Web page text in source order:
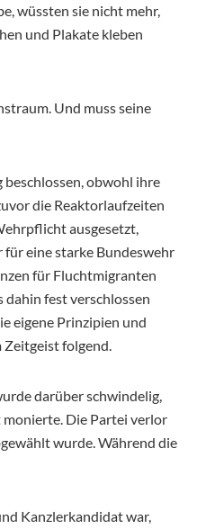
wüssten sie nicht mehr,
und Plakate kleben
Und muss seine
obwohl ihre
die Reaktorlaufzeiten
ausgesetzt,
eine starke Bundeswehr
für Fluchtmigranten
fest verschlossen
eigene Prinzipien und
folgend.
darüber schwindelig,
Die Partei verlor
wurde. Während die
Kanzlerkandidat war,